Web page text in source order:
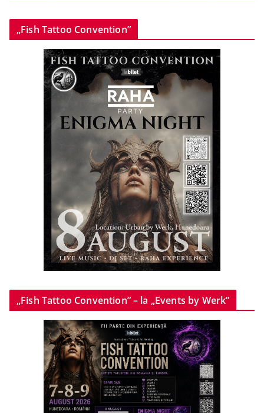
„Fish Tattoo Convention”
„Fish Tattoo Convention” – la „Events by Werk”